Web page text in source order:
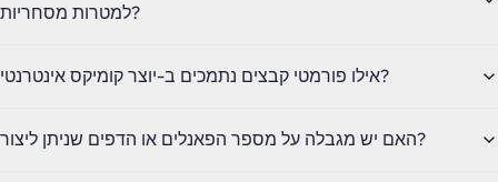
למטרות מסחריות?
אילו פורמטי קבצים נתמכים ב-יוצר קומיקס אינטרנטי?
האם יש מגבלה על מספר הפאנלים או הדפים שניתן ליצור?